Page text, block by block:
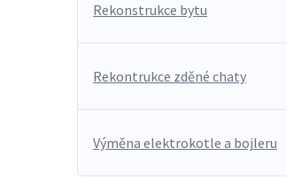
Rekonstrukce bytu
Rekontrukce zděné chaty
Výměna elektrokotle a bojleru